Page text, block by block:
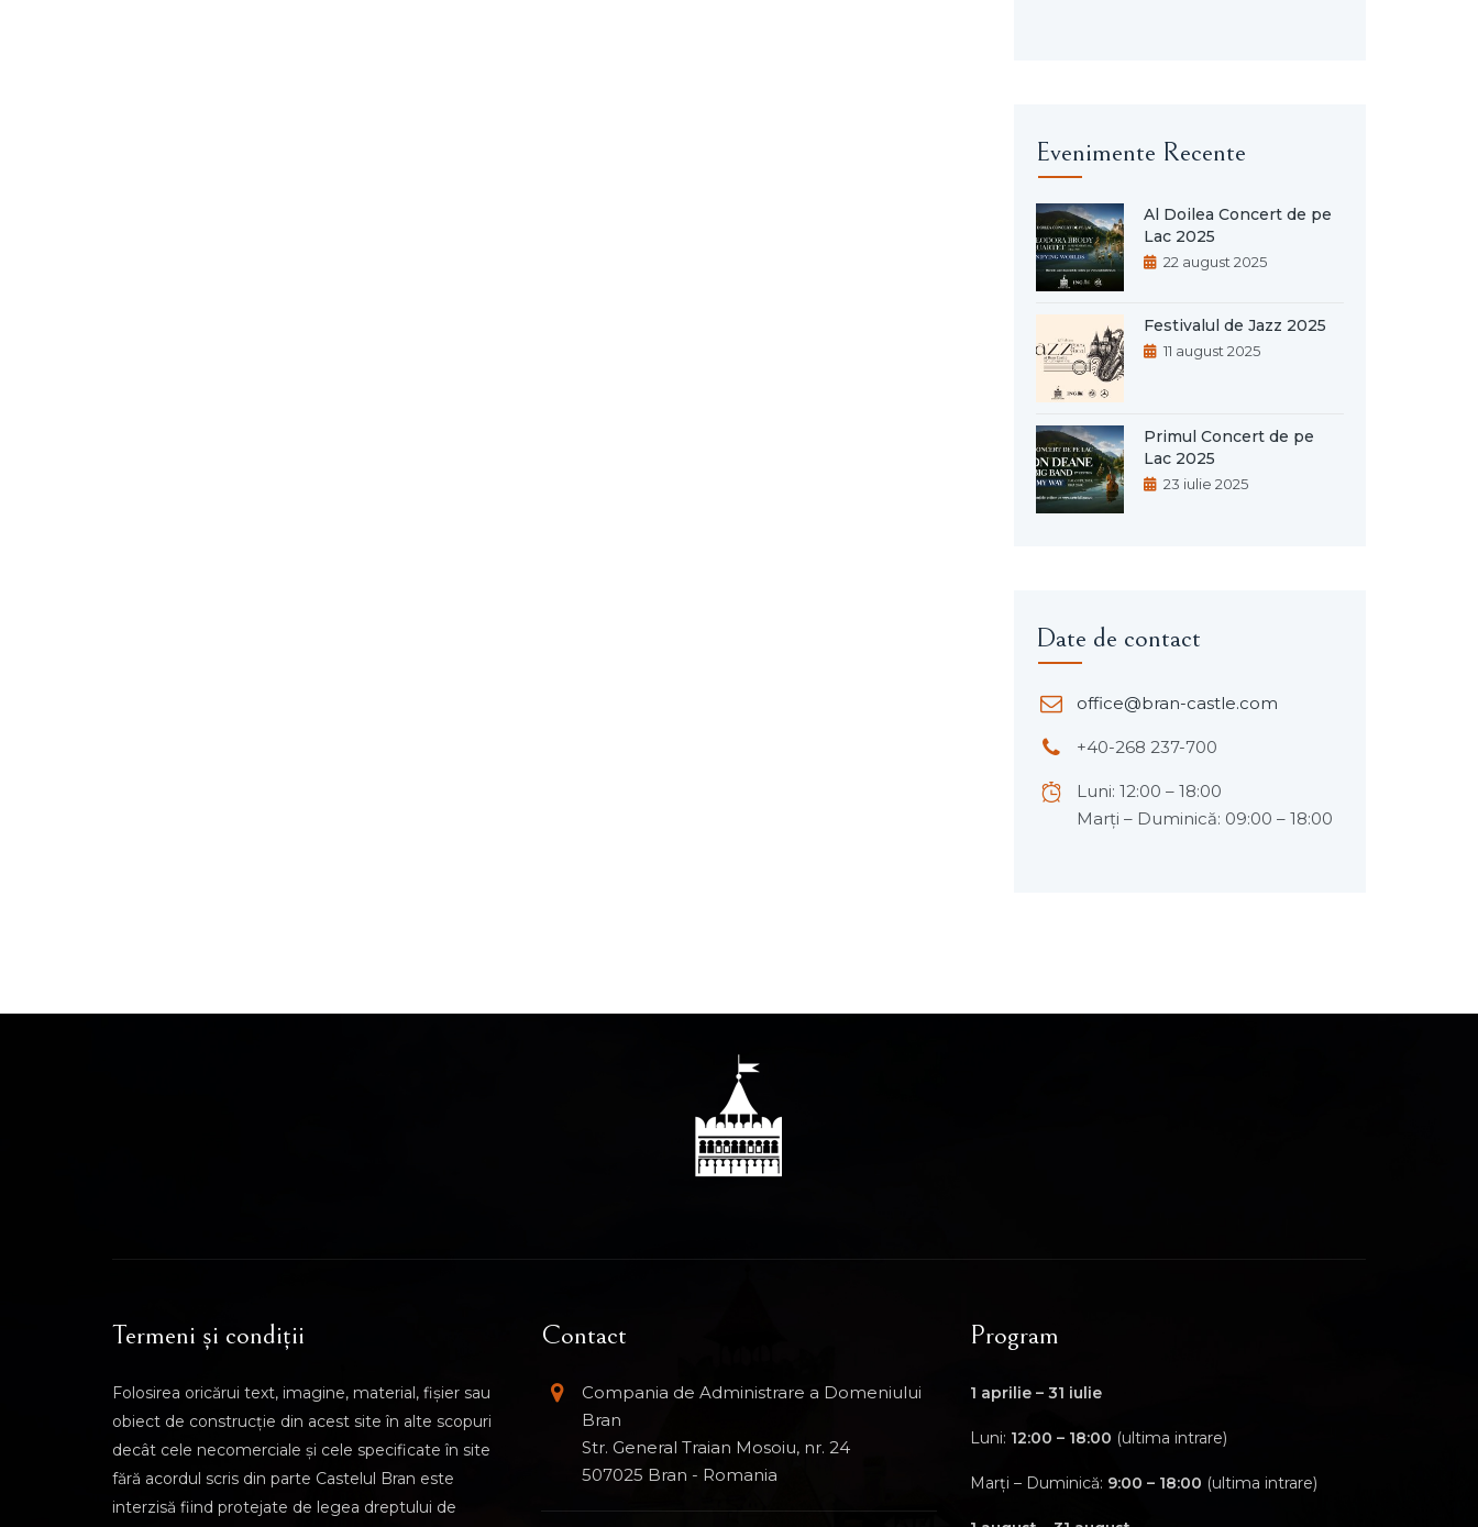
Evenimente Recente
Al Doilea Concert de pe
Lac 2025
22 august 2025
Festivalul de Jazz 2025
11 august 2025
Primul Concert de pe
Lac 2025
23 iulie 2025
Date de contact
office@bran-castle.com
+40-268 237-700
Luni: 12:00 – 18:00
Marți – Duminică: 09:00 – 18:00
Termeni și condiții
Folosirea oricărui text, imagine, material, fișier sau
obiect de construcție din acest site în alte scopuri
decât cele necomerciale și cele specificate în site
fără acordul scris din parte Castelul Bran este
interzisă fiind protejate de legea dreptului de
Contact
Compania de Administrare a Domeniului
Bran
Str. General Traian Mosoiu, nr. 24
507025 Bran - Romania
Program
1 aprilie – 31 iulie
Luni: 12:00 – 18:00 (ultima intrare)
Marți – Duminică: 9:00 – 18:00 (ultima intrare)